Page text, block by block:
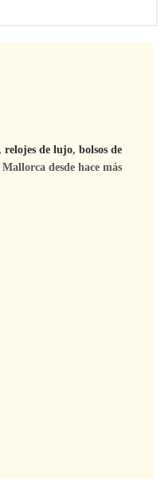
relojes de lujo, bolsos de
desde hace más